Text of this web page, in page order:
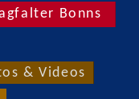
Bonns
& Videos